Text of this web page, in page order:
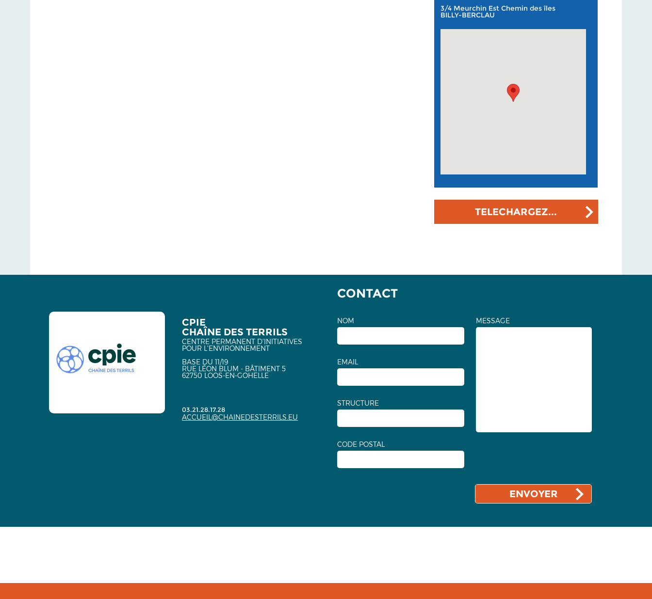
3/4 Meurchin Est Chemin des îles
BILLY-BERCLAU
TELECHARGEZ...
CPIE
CHAÎNE DES TERRILS
CENTRE PERMANENT D'INITIATIVES
POUR L'ENVIRONNEMENT
BASE DU 11/19
RUE LÉON BLUM - BÂTIMENT 5
62750 LOOS-EN-GOHELLE
03.21.28.17.28
ACCUEIL@CHAINEDESTERRILS.EU
CONTACT
NOM
EMAIL
STRUCTURE
CODE POSTAL
MESSAGE